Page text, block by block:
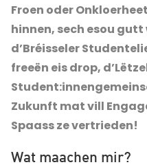
Froen oder
hinnen, sech esou
d’Bréisseler
freeën eis drop,
Zukunft mat vill
Spaass ze vertrieden!
Wat maachen mir?